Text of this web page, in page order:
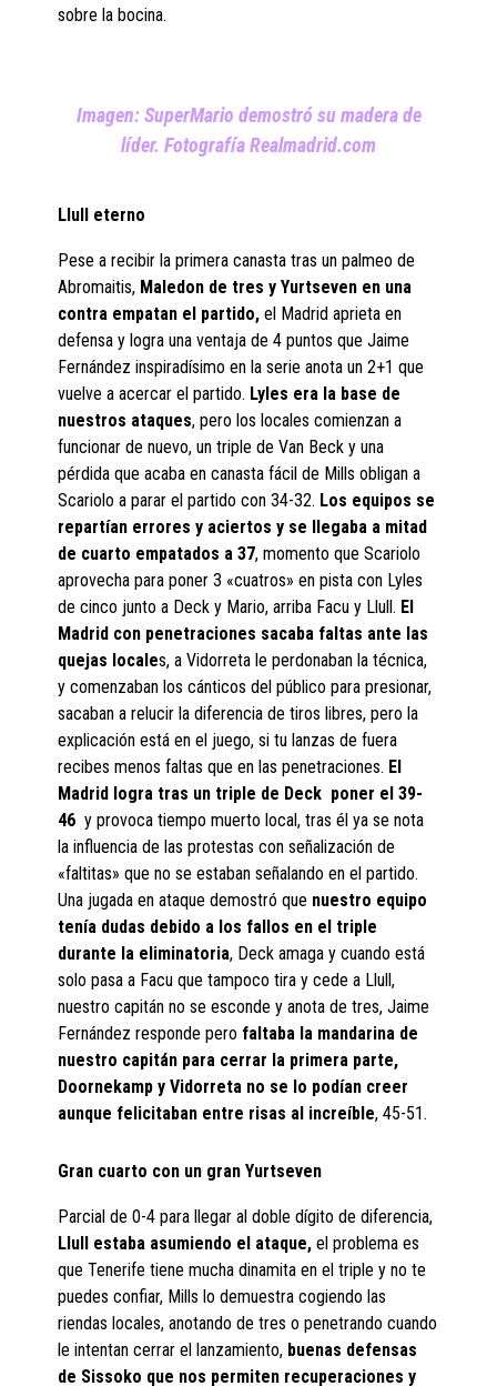
sobre la bocina.
Imagen: SuperMario demostró su madera de
líder. Fotografía Realmadrid.com
Llull eterno
Pese a recibir la primera canasta tras un palmeo de
Abromaitis, Maledon de tres y Yurtseven en una
contra empatan el partido, el Madrid aprieta en
defensa y logra una ventaja de 4 puntos que Jaime
Fernández inspiradísimo en la serie anota un 2+1 que
vuelve a acercar el partido. Lyles era la base de
nuestros ataques, pero los locales comienzan a
funcionar de nuevo, un triple de Van Beck y una
pérdida que acaba en canasta fácil de Mills obligan a
Scariolo a parar el partido con 34-32. Los equipos se
repartían errores y aciertos y se llegaba a mitad
de cuarto empatados a 37, momento que Scariolo
aprovecha para poner 3 «cuatros» en pista con Lyles
de cinco junto a Deck y Mario, arriba Facu y Llull. El
Madrid con penetraciones sacaba faltas ante las
quejas locales, a Vidorreta le perdonaban la técnica,
y comenzaban los cánticos del público para presionar,
sacaban a relucir la diferencia de tiros libres, pero la
explicación está en el juego, si tu lanzas de fuera
recibes menos faltas que en las penetraciones. El
Madrid logra tras un triple de Deck poner el 39-
46 y provoca tiempo muerto local, tras él ya se nota
la influencia de las protestas con señalización de
«faltitas» que no se estaban señalando en el partido.
Una jugada en ataque demostró que nuestro equipo
tenía dudas debido a los fallos en el triple
durante la eliminatoria, Deck amaga y cuando está
solo pasa a Facu que tampoco tira y cede a Llull,
nuestro capitán no se esconde y anota de tres, Jaime
Fernández responde pero faltaba la mandarina de
nuestro capitán para cerrar la primera parte,
Doornekamp y Vidorreta no se lo podían creer
aunque felicitaban entre risas al increíble, 45-51.
Gran cuarto con un gran Yurtseven
Parcial de 0-4 para llegar al doble dígito de diferencia,
Llull estaba asumiendo el ataque, el problema es
que Tenerife tiene mucha dinamita en el triple y no te
puedes confiar, Mills lo demuestra cogiendo las
riendas locales, anotando de tres o penetrando cuando
le intentan cerrar el lanzamiento, buenas defensas
de Sissoko que nos permiten recuperaciones y